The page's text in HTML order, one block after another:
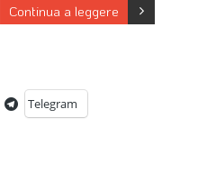
Continua a leggere
Telegram